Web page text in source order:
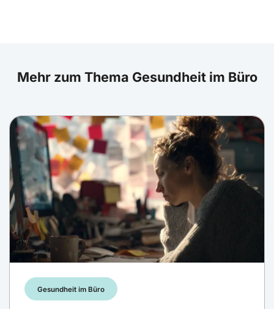
Mehr zum Thema Gesundheit im Büro
Gesundheit im Büro